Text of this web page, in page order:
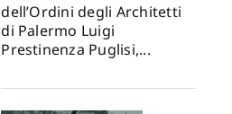
dell’Ordini degli Architetti
di Palermo Luigi
Prestinenza Puglisi,...